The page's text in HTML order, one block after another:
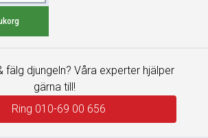
fälg djungeln? Våra experter hjälper
gärna till!
Ring 010-69 00 656